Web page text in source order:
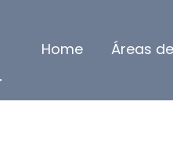
Home Áreas